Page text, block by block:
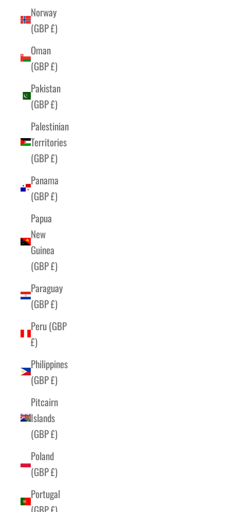
Norway
(GBP £)
Oman
(GBP £)
Pakistan
(GBP £)
Palestinian
Territories
(GBP £)
Panama
(GBP £)
Papua
New
Guinea
(GBP £)
Paraguay
(GBP £)
Peru (GBP
£)
Philippines
(GBP £)
Pitcairn
Islands
(GBP £)
Poland
(GBP £)
Portugal